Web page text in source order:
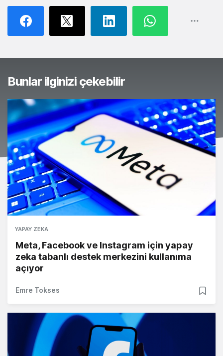
Bunlar ilginizi çekebilir
YAPAY ZEKA
Meta, Facebook ve Instagram için yapay
zeka tabanlı destek merkezini kullanıma
açıyor
Emre Tokses